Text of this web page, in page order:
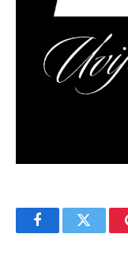
FacebookTwitter